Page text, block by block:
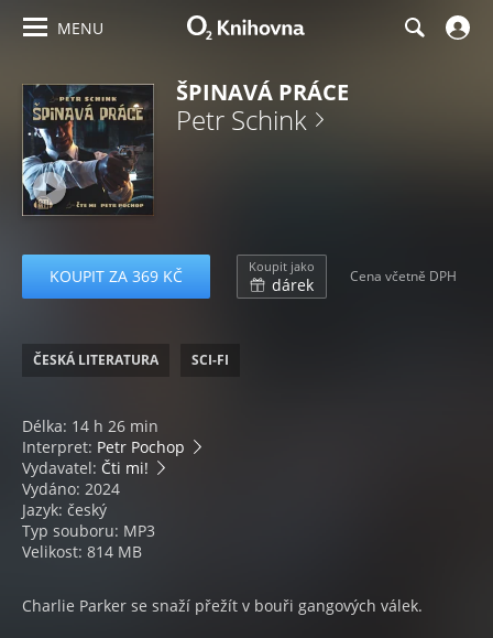
MENU
ŠPINAVÁ PRÁCE
Petr Schink
KOUPIT ZA 369 KČ Koupit jako
dárek Cena včetně DPH
ČESKÁ LITERATURA SCI-FI
Délka: 14 h 26 min
Interpret: Petr Pochop
Vydavatel: Čti mi!
Vydáno: 2024
Jazyk: český
Typ souboru: MP3
Velikost: 814 MB
Charlie Parker se snaží přežít v bouři gangových válek.